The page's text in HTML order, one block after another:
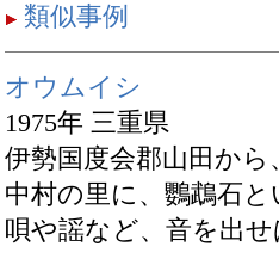
類似事例
オウムイシ
1975年 三重県
伊勢国度会郡山田か
中村の里に、鸚鵡石
唄や謡など、音を出